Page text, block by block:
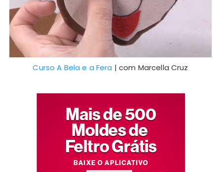
Curso A Bela e a Fera | com Marcella Cruz